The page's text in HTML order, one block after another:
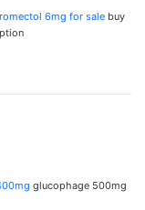
6mg for sale buy
glucophage 500mg